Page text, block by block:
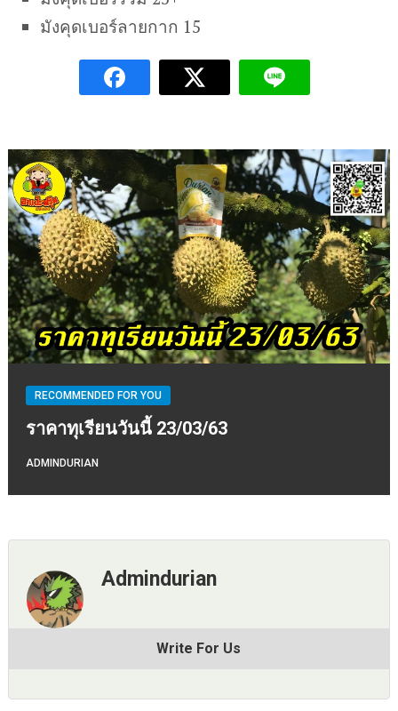
มังคุดเบอร์ลายกาก 15
RECOMMENDED FOR YOU
ราคาทุเรียนวันนี้ 23/03/63
ADMINDURIAN
Admindurian
Write For Us